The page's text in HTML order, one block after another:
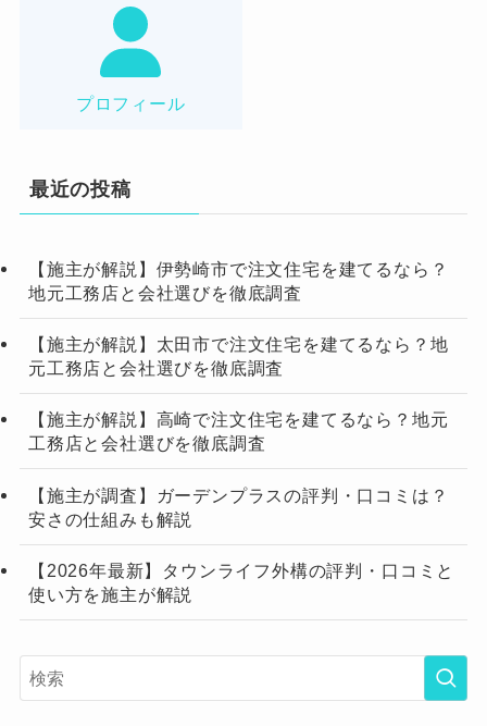
プロフィール
最近の投稿
【施主が解説】伊勢崎市で注文住宅を建てるなら？
地元工務店と会社選びを徹底調査
【施主が解説】太田市で注文住宅を建てるなら？地
元工務店と会社選びを徹底調査
【施主が解説】高崎で注文住宅を建てるなら？地元
工務店と会社選びを徹底調査
【施主が調査】ガーデンプラスの評判・口コミは？
安さの仕組みも解説
【2026年最新】タウンライフ外構の評判・口コミと
使い方を施主が解説